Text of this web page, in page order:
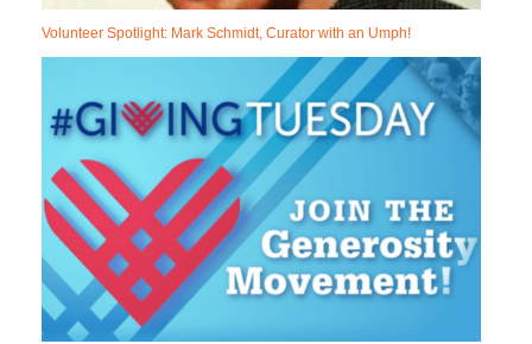
Volunteer Spotlight: Mark Schmidt, Curator with an Umph!